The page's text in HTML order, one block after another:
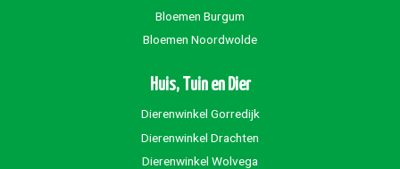
Bloemen Burgum
Bloemen Noordwolde
Huis, Tuin en Dier
Dierenwinkel Gorredijk
Dierenwinkel Drachten
Dierenwinkel Wolvega